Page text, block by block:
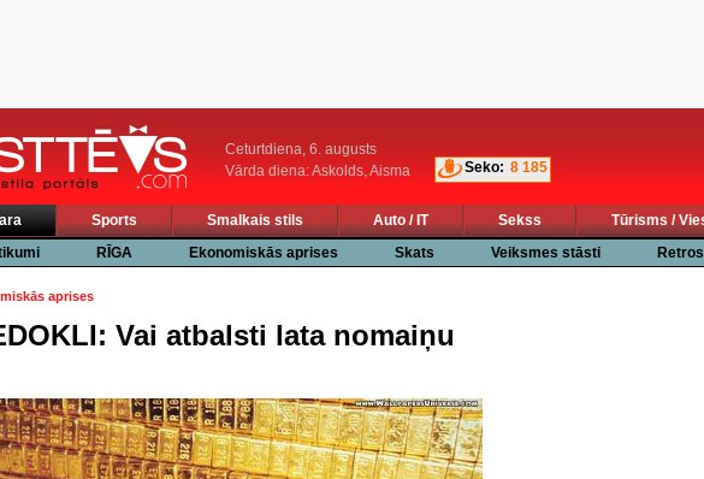
Ceturtdiena, 6. augusts
Vārda diena: Askolds, Aisma
Seko: 8 185
Sports Smalkais stils Auto / IT Sekss Tūrisms /
RĪGA Ekonomiskās aprises Skats Veiksmes stāsti
aprises
Vai atbalsti lata nomaiņu